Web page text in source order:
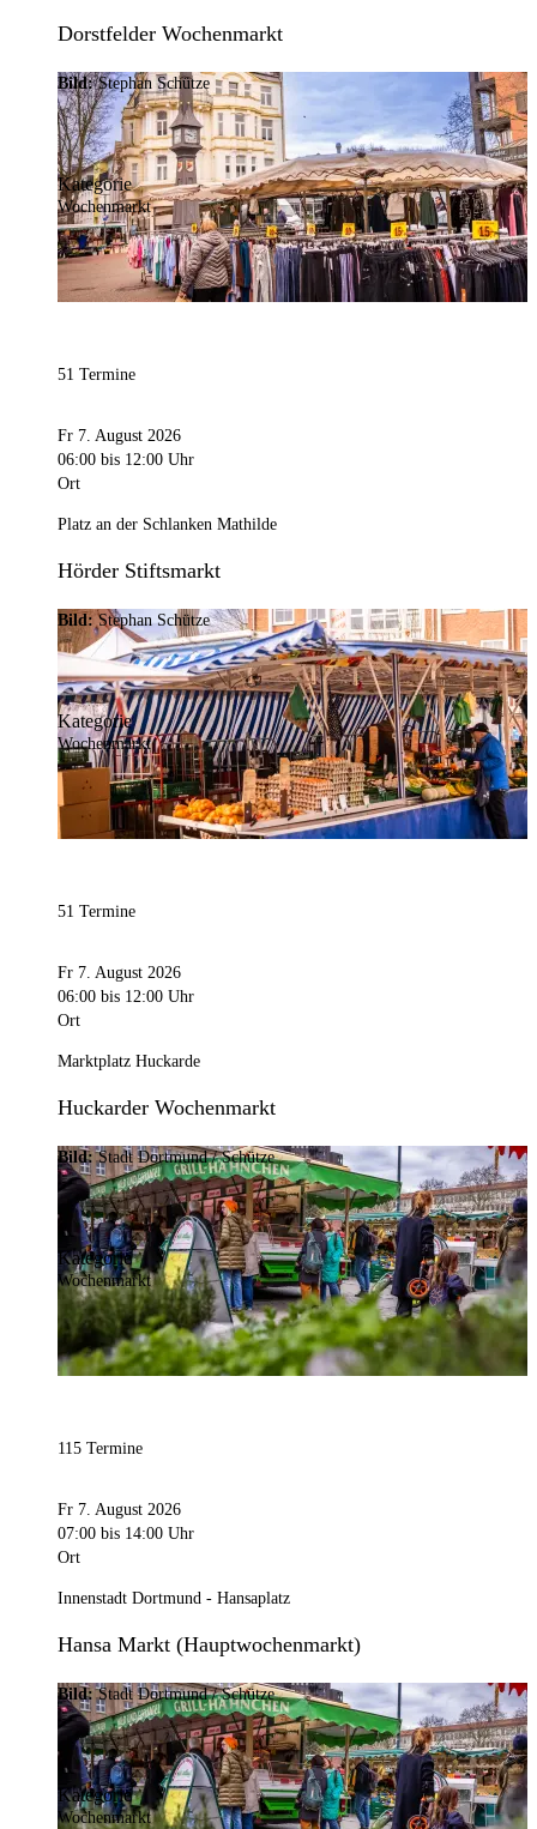
Dorstfelder Wochenmarkt
Bild:Stephan Schütze
Kategorie
Wochenmarkt
51 Termine
Fr 7. August 2026
06:00 bis 12:00 Uhr
Ort
Platz an der Schlanken Mathilde
Hörder Stiftsmarkt
Bild:Stephan Schütze
Kategorie
Wochenmarkt
51 Termine
Fr 7. August 2026
06:00 bis 12:00 Uhr
Ort
Marktplatz Huckarde
Huckarder Wochenmarkt
Bild:Stadt Dortmund / Schütze
Kategorie
Wochenmarkt
115 Termine
Fr 7. August 2026
07:00 bis 14:00 Uhr
Ort
Innenstadt Dortmund - Hansaplatz
Hansa Markt (Hauptwochenmarkt)
Bild:Stadt Dortmund / Schütze
Kategorie
Wochenmarkt